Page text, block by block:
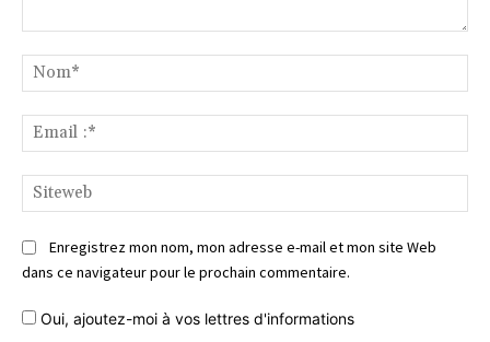
:*
Enregistrez mon nom, mon adresse e-mail et mon site Web
dans ce navigateur pour le prochain commentaire.
Oui, ajoutez-moi à vos lettres d'informations